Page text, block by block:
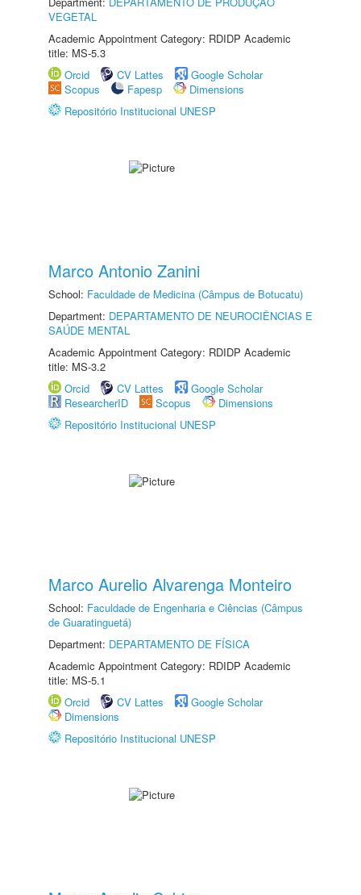
VEGETAL
Academic Appointment Category: RDIDP Academic
title: MS-5.3
Orcid
CV Lattes
Google Scholar
Scopus
Fapesp
Dimensions
Repositório Institucional UNESP
Marco Antonio Zanini
School: Faculdade de Medicina (Câmpus de Botucatu)
Department: DEPARTAMENTO DE NEUROCIÊNCIAS E
SAÚDE MENTAL
Academic Appointment Category: RDIDP Academic
title: MS-3.2
Orcid
CV Lattes
Google Scholar
ResearcherID
Scopus
Dimensions
Repositório Institucional UNESP
Marco Aurelio Alvarenga Monteiro
School: Faculdade de Engenharia e Ciências (Câmpus
de Guaratinguetá)
Department: DEPARTAMENTO DE FÍSICA
Academic Appointment Category: RDIDP Academic
title: MS-5.1
Orcid
CV Lattes
Google Scholar
Dimensions
Repositório Institucional UNESP